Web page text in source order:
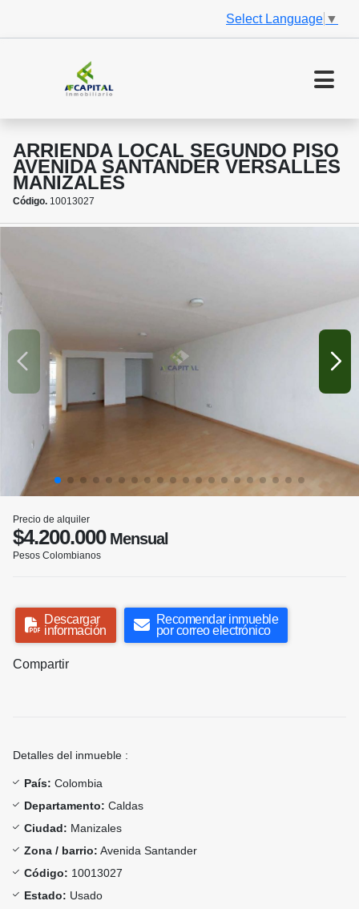
Select Language ▼
ARRIENDA LOCAL SEGUNDO PISO
AVENIDA SANTANDER VERSALLES
MANIZALES
Código. 10013027
Precio de alquiler
$4.200.000Mensual
Pesos Colombianos
Descargar
información
Recomendar inmueble
por correo electrónico
Compartir
Detalles del inmueble :
País: Colombia
Departamento: Caldas
Ciudad: Manizales
Zona / barrio: Avenida Santander
Código: 10013027
Estado: Usado